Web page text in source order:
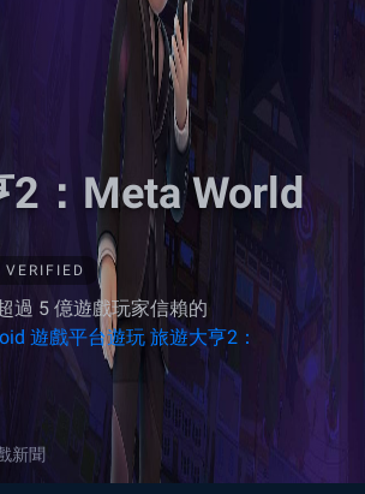
2：Meta World
VERIFIED
過 5 億遊戲玩家信賴的
遊戲平台遊玩 旅遊大亨2：
新聞